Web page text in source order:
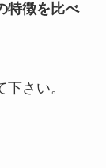
特徴を比べ
さい。